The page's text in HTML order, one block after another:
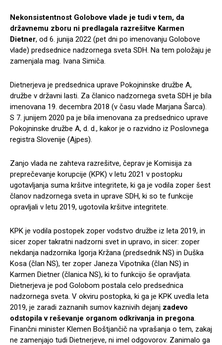
Nekonsistentnost Golobove vlade je tudi v tem, da
državnemu zboru ni predlagala razrešitve Karmen
Dietner, od 6. junija 2022 (pet dni po imenovanju Golobove
vlade) predsednice nadzornega sveta SDH. Na tem položaju je
zamenjala mag. Ivana Simiča.
Dietnerjeva je predsednica uprave Pokojninske družbe A,
družbe v državni lasti. Za članico nadzornega sveta SDH je bila
imenovana 19. decembra 2018 (v času vlade Marjana Šarca).
S 7. junijem 2020 pa je bila imenovana za predsednico uprave
Pokojninske družbe A, d. d., kakor je o razvidno iz Poslovnega
registra Slovenije (Ajpes).
Zanjo vlada ne zahteva razrešitve, čeprav je Komisija za
preprečevanje korupcije (KPK) v letu 2021 v postopku
ugotavljanja suma kršitve integritete, ki ga je vodila zoper šest
članov nadzornega sveta in uprave SDH, ki so te funkcije
opravljali v letu 2019, ugotovila kršitve integritete.
KPK je vodila postopek zoper vodstvo družbe iz leta 2019, in
sicer zoper takratni nadzorni svet in upravo, in sicer: zoper
nekdanja nadzornika Igorja Kržana (predsednik NS) in Duška
Kosa (član NS), ter zoper Janeza Vipotnika (član NS) in
Karmen Dietner (članica NS), ki to funkcijo še opravljata.
Dietnerjeva je pod Golobom postala celo predsednica
nadzornega sveta. V okviru postopka, ki ga je KPK uvedla leta
2019, je zaradi zaznanih sumov kaznivih dejanj zadevo
odstopila v reševanje organom odkrivanja in pregona.
Finančni minister Klemen Boštjančič na vprašanja o tem, zakaj
ne zamenjajo tudi Dietnerjeve, ni imel odgovorov. Zanimalo ga